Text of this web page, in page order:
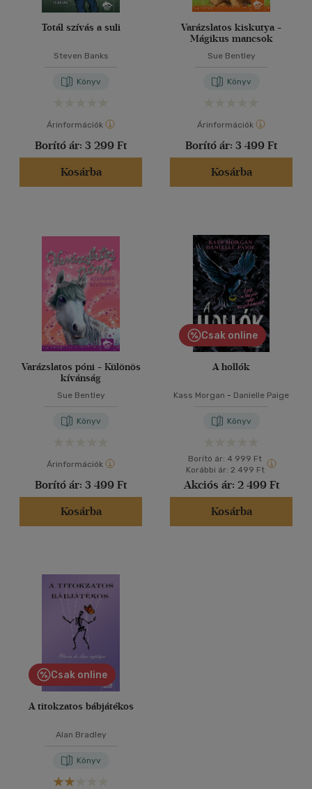
Totál szívás a suli
Steven Banks
Könyv
Árinformációk
Borító ár: 3 299 Ft
Kosárba
Varázslatos kiskutya -
Mágikus mancsok
Sue Bentley
Könyv
Árinformációk
Borító ár: 3 499 Ft
Kosárba
Varázslatos póni - Különös
kívánság
Sue Bentley
Könyv
Árinformációk
Borító ár: 3 499 Ft
Kosárba
Csak online
A hollók
Kass Morgan - Danielle Paige
Könyv
Borító ár: 4 999 Ft
Korábbi ár: 2 499 Ft
Akciós ár: 2 499 Ft
Kosárba
Csak online
A titokzatos bábjátékos
Alan Bradley
Könyv